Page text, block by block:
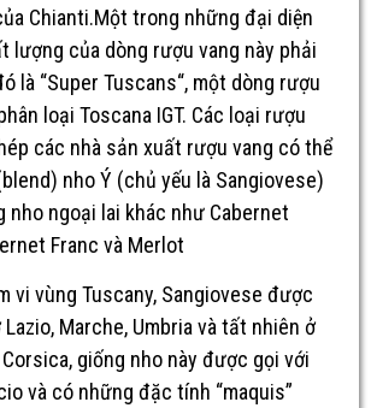
Chianti.Một trong những đại diện
lượng của dòng rượu vang này phải
là “Super Tuscans“, một dòng rượu
loại Toscana IGT. Các loại rượu
các nhà sản xuất rượu vang có thể
nho Ý (chủ yếu là Sangiovese)
nho ngoại lai khác như Cabernet
Franc và Merlot
vi vùng Tuscany, Sangiovese được
Marche, Umbria và tất nhiên ở
giống nho này được gọi với
và có những đặc tính “maquis”